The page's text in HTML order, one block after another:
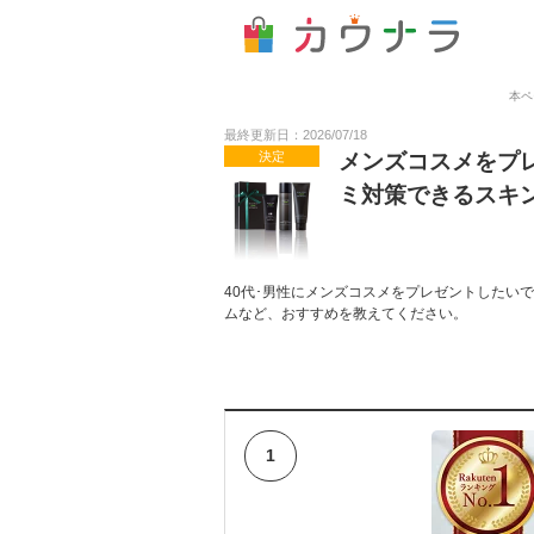
本
最終更新日：2026/07/18
決定
メンズコスメをプ
ミ対策できるスキ
40代･男性にメンズコスメをプレゼントしたい
ムなど、おすすめを教えてください。
1